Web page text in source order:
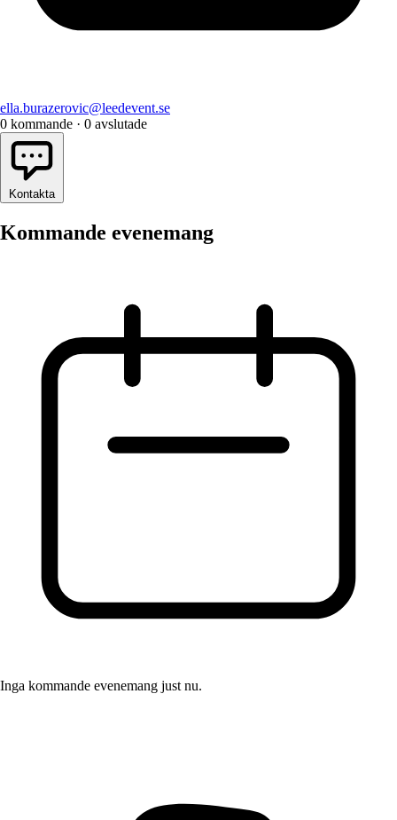
ella.burazerovic@leedevent.se
0 kommande · 0 avslutade
Kontakta
Kommande evenemang
Inga kommande evenemang just nu.